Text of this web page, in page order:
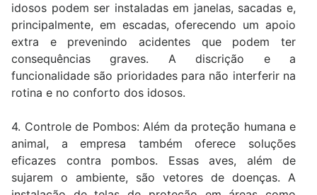
idosos podem ser instaladas em janelas, sacadas e,
principalmente, em escadas, oferecendo um apoio
extra e prevenindo acidentes que podem ter
consequências graves. A discrição e a
funcionalidade são prioridades para não interferir na
rotina e no conforto dos idosos.
4. Controle de Pombos: Além da proteção humana e
animal, a empresa também oferece soluções
eficazes contra pombos. Essas aves, além de
sujarem o ambiente, são vetores de doenças. A